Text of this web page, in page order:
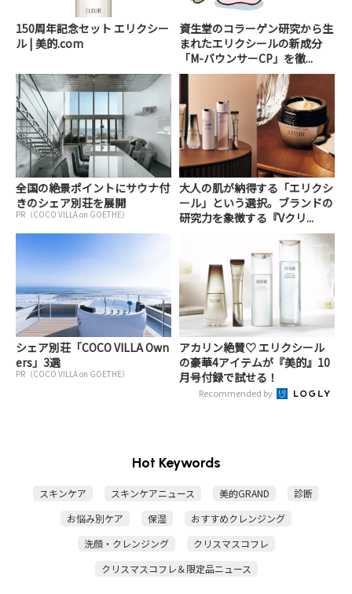
150周年記念セット エリクシー
ル | 美的.com
資生堂のコラーゲン研究から生
まれたエリクシールの新成分
「M-バウンサーCP」を徹...
全国の絶景ポイントにサウナ付
きのシェア別荘を展開
PR（COCO VILLA on GOETHE）
大人の肌が納得する「エリクシ
ール」という選択。ブランドの
研究力を象徴する『Vクリ...
シェア別荘「COCO VILLA Own
ers」3選
PR（COCO VILLA on GOETHE）
アカリン絶賛♡ エリクシール
の豪華4アイテムが『美的』10
月号付録で試せる！
Recommended by
Hot Keywords
スキンケア スキンケアニュース 美的GRAND
診断
お悩み別ケア
保湿
おすすめクレンジング
洗顔・クレンジング
クリスマスコフレ
クリスマスコフレ＆限定品ニュース